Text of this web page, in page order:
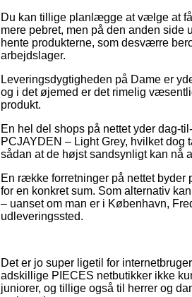
Du kan tillige planlægge at vælge at
mere pebret, men på den anden
hente produkterne, som desværre
arbejdslager.
Leveringsdygtigheden på Dame er
og i det øjemed er det rimelig
produkt.
En hel del shops på nettet yder dag-
PCJAYDEN – Light Grey, hvilket
sådan at de højst sandsynligt kan nå
En række forretninger på nettet byder
for en konkret sum. Som alternativ
– uanset om man er i København,
udleveringssted.
Det er jo super ligetil for
adskillige PIECES netbutikker ikke
juniorer, og tillige også til herrer og